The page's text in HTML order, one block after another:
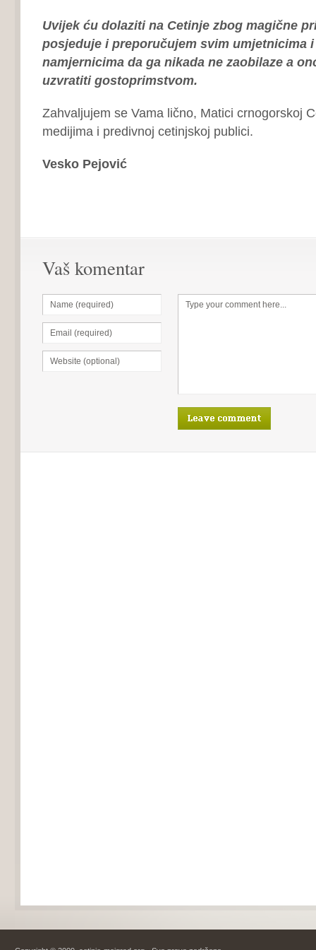
Uvijek ću dolaziti na Cetinje zbog magične
posjeduje i preporučujem svim umjetnicima
namjernicima da ga nikada ne zaobilaze a
uzvratiti gostoprimstvom.
Zahvaljujem se Vama lično, Matici crnogorskoj
medijima i predivnoj cetinjskoj publici.
Vesko Pejović
Vaš komentar